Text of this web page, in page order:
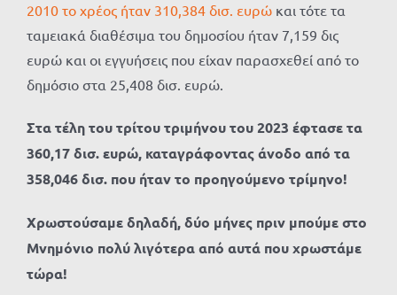
2010 το χρέος ήταν 310,384 δισ. ευρώ και τότε τα
ταμειακά διαθέσιμα του δημοσίου ήταν 7,159 δις
ευρώ και οι εγγυήσεις που είχαν παρασχεθεί από το
δημόσιο στα 25,408 δισ. ευρώ.
Στα τέλη του τρίτου τριμήνου του 2023 έφτασε τα
360,17 δισ. ευρώ, καταγράφοντας άνοδο από τα
358,046 δισ. που ήταν το προηγούμενο τρίμηνο!
Χρωστούσαμε δηλαδή, δύο μήνες πριν μπούμε στο
Μνημόνιο πολύ λιγότερα από αυτά που χρωστάμε
τώρα!